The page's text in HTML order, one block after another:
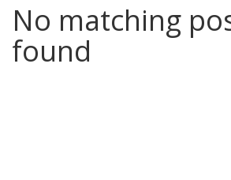
No matching
found